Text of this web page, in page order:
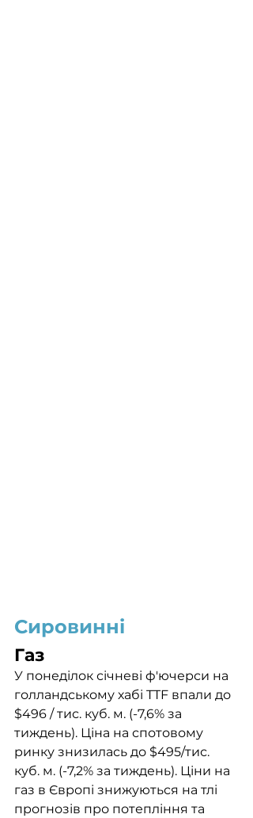
Сировинні
Газ
У понеділок січневі ф'ючерси на
голландському хабі TTF впали до
$496 / тис. куб. м. (-7,6% за
тиждень). Ціна на спотовому
ринку знизилась до $495/тис.
куб. м. (-7,2% за тиждень). Ціни на
газ в Європі знижуються на тлі
прогнозів про потепління та